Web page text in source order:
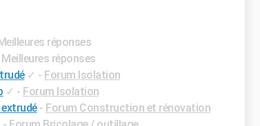
réponses
Meilleures réponses
✓ - Forum Isolation
✓ - Forum Isolation
- Forum Construction et rénovation